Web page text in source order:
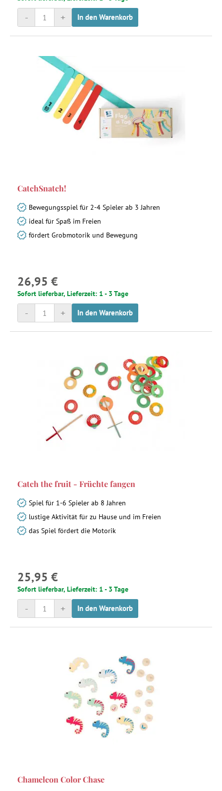
+
- In den Warenkorb
CatchSnatch!
Bewegungsspiel für 2-4 Spieler ab 3 Jahren
ideal für Spaß im Freien
fördert Grobmotorik und Bewegung
26,95 €
Sofort lieferbar, Lieferzeit: 1 - 3 Tage
+
- In den Warenkorb
Catch the fruit - Früchte fangen
Spiel für 1-6 Spieler ab 8 Jahren
lustige Aktivität für zu Hause und im Freien
das Spiel fördert die Motorik
25,95 €
Sofort lieferbar, Lieferzeit: 1 - 3 Tage
+
- In den Warenkorb
Chameleon Color Chase